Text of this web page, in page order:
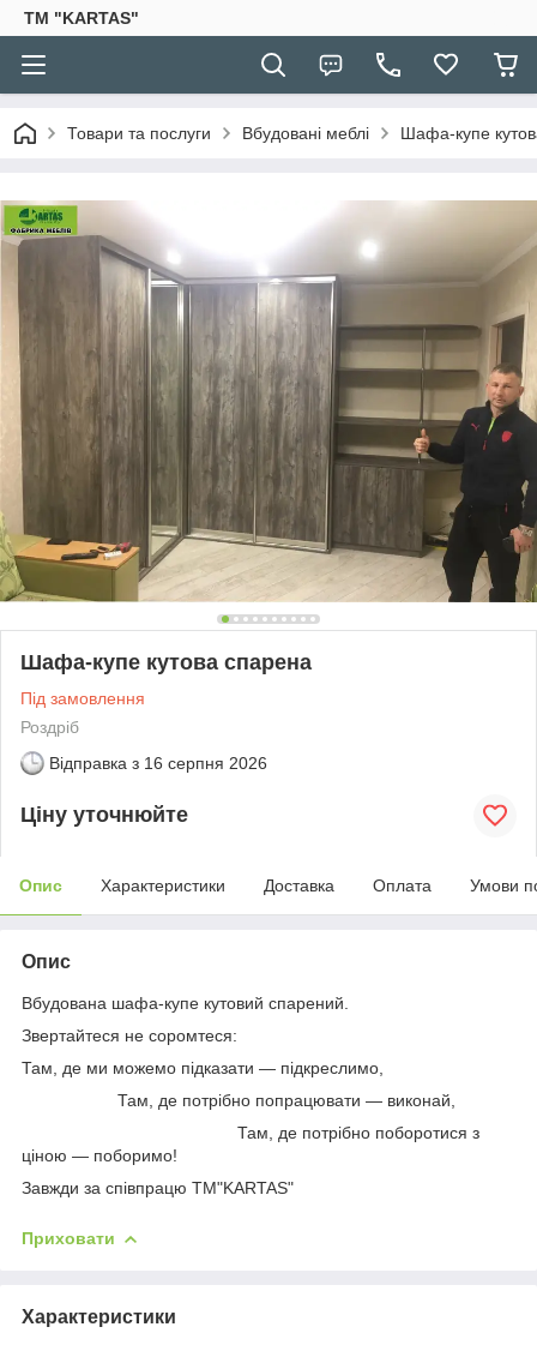
TM "KARTAS"
Товари та послуги Вбудовані меблі Шафа-купе
Шафа-купе кутова спарена
Під замовлення
Роздріб
Відправка з 16 серпня 2026
Ціну уточнюйте
Опис Характеристики Доставка Оплата Умови
Опис
Вбудована шафа-купе кутовий спарений.
Звертайтеся не соромтеся:
Там, де ми можемо підказати — підкреслимо,
Там, де потрібно попрацювати — виконай,
Там, де потрібно поборотися з
ціною — поборимо!
Завжди за співпрацю TM"KARTAS"
Приховати
Характеристики